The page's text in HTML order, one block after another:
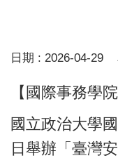
日期 : 2026-04-29
【國際事務學院
國立政治大學
日舉辦「臺灣